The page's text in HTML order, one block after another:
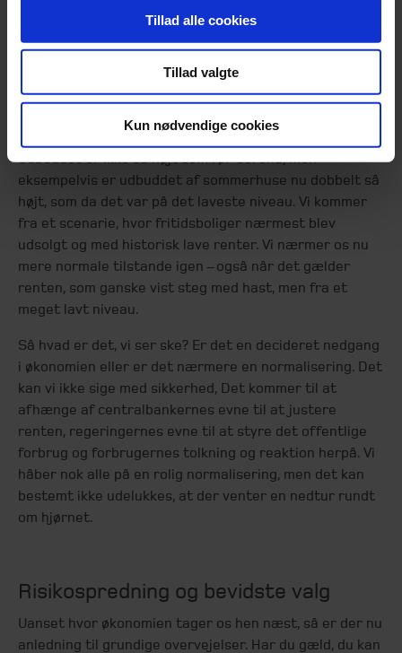
Tillad alle cookies
Tillad valgte
Kun nødvendige cookies
fortsætter udbuddet med at stige, vil det i sidste ende
påvirke priserne.
Men det handler også om, hvordan du kigger på det.
Udbuddet er ikke så højt som før Corona, men
eksempelvis er udbuddet af sommerhuse nu dobbelt så
højt, som da det var på det laveste niveau. Vi kommer
fra et scenarie, hvor fritidsboliger nærmest blev
udsolgt og med historisk lave renter. Vi nærmer os nu
mere normale tilstande igen – også når det gælder
renten, som ganske vist steg med hast, men fra et
meget lavt niveau.
Så hvad er det, vi ser ske? Er det en decideret nedgang
i økonomien eller er det nærmere en normalisering. Det
kan vi ikke sige med sikkerhed, Det kommer til at
afhænge af centralbankernes evne til at justere
renten, regeringernes evne til at styre det offentlige
forbrug og forbrugernes tolkning og reaktion herpå. Vi
håber nok alle på en rolig normalisering, men det kan
bestemt ikke udelukkes, at der venter en nedtur rundt
om hjørnet.
Risikospredning og bevidste valg
Uanset hvor økonomien tager os hen næst, så er der nu
anledning til grundige overvejelser. Har du gæld, du kan